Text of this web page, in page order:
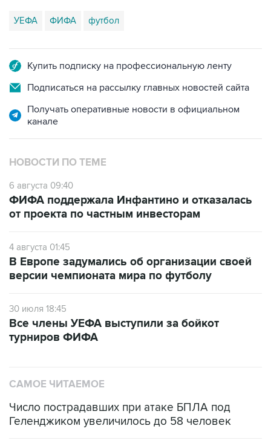
УЕФА ФИФА футбол
Купить подписку на профессиональную ленту
Подписаться на рассылку главных новостей сайта
Получать оперативные новости в официальном
канале
НОВОСТИ ПО ТЕМЕ
6 августа 09:40
ФИФА поддержала Инфантино и отказалась
от проекта по частным инвесторам
4 августа 01:45
В Европе задумались об организации своей
версии чемпионата мира по футболу
30 июля 18:45
Все члены УЕФА выступили за бойкот
турниров ФИФА
САМОЕ ЧИТАЕМОЕ
Число пострадавших при атаке БПЛА под
Геленджиком увеличилось до 58 человек